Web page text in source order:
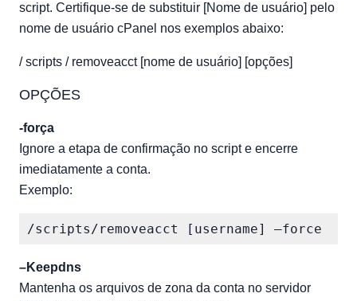
script. Certifique-se de substituir [Nome de usuário] pelo
nome de usuário cPanel nos exemplos abaixo:
/ scripts / removeacct [nome de usuário] [opções]
OPÇÕES
-força
Ignore a etapa de confirmação no script e encerre
imediatamente a conta.
Exemplo:
–Keepdns
Mantenha os arquivos de zona da conta no servidor